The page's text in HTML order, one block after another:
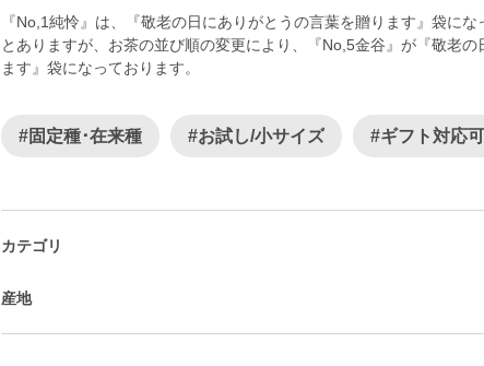
『No,1純怜』は、『敬老の日にありがとうの言葉を贈ります』袋にな
とありますが、お茶の並び順の変更により、『No,5金谷』が『敬老の
ます』袋になっております。
#固定種･在来種 #お試し/小サイズ #ギフト対応可
カテゴリ
産地